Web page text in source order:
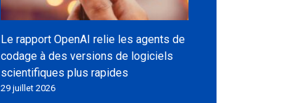
Le rapport OpenAI relie les agents de
codage à des versions de logiciels
scientifiques plus rapides
29 juillet 2026